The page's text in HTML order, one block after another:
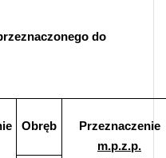
do
Obręb
Przeznaczenie
m.p.z.p.